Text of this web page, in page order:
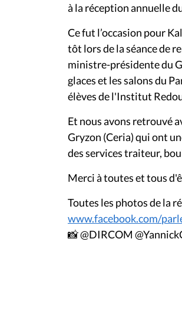
à la réception annuelle
Ce fut l’occasion pour
tôt lors de la séance de
ministre-présidente du
glaces et les salons du
élèves de l'Institut
Et nous avons retrouvé
Gryzon (Ceria) qui ont
des services traiteur,
Merci à toutes et tous
Toutes les photos de la
www.facebook.com/
📸 @DIRCOM